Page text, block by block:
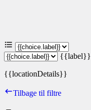
{{label}}
{{locationDetails}}
Tilbage til filtre